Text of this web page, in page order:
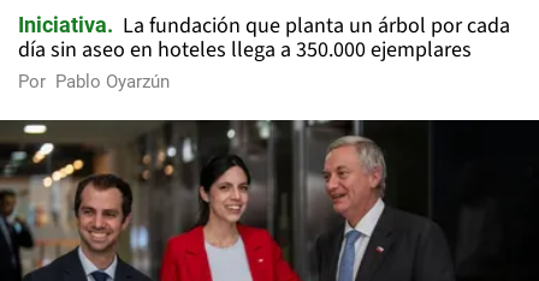
Iniciativa
La fundación que planta un árbol por cada
día sin aseo en hoteles llega a 350.000 ejemplares
Por Pablo Oyarzún